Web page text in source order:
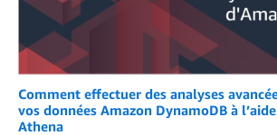
Comment effectuer des analyses
vos données Amazon DynamoDB à
Athena